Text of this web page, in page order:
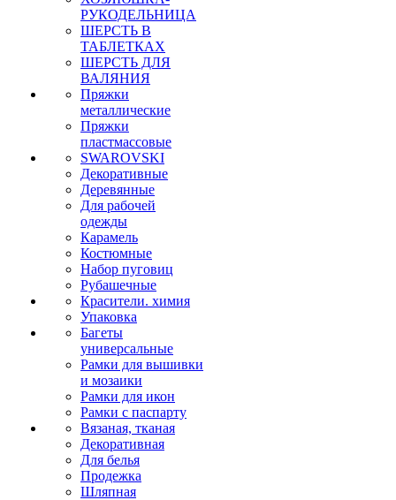
РУКОДЕЛЬНИЦА
ШЕРСТЬ В
ТАБЛЕТКАХ
ШЕРСТЬ ДЛЯ
ВАЛЯНИЯ
Пряжки
металлические
Пряжки
пластмассовые
SWAROVSKI
Декоративные
Деревянные
Для рабочей
одежды
Карамель
Костюмные
Набор пуговиц
Рубашечные
Красители. химия
Упаковка
Багеты
универсальные
Рамки для вышивки
и мозаики
Рамки для икон
Рамки с паспарту
Вязаная, тканая
Декоративная
Для белья
Продежка
Шляпная